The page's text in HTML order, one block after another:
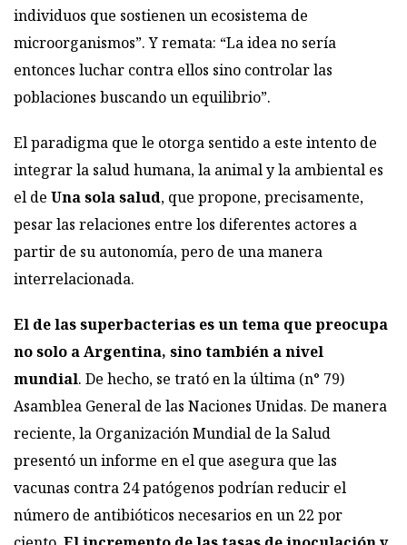
individuos que sostienen un ecosistema de
microorganismos”. Y remata: “La idea no sería
entonces luchar contra ellos sino controlar las
poblaciones buscando un equilibrio”.
El paradigma que le otorga sentido a este intento de
integrar la salud humana, la animal y la ambiental es
el de Una sola salud, que propone, precisamente,
pesar las relaciones entre los diferentes actores a
partir de su autonomía, pero de una manera
interrelacionada.
El de las superbacterias es un tema que preocupa
no solo a Argentina, sino también a nivel
mundial. De hecho, se trató en la última (n° 79)
Asamblea General de las Naciones Unidas. De manera
reciente, la Organización Mundial de la Salud
presentóun informe en el que asegura que las
vacunas contra 24 patógenos podrían reducir el
número de antibióticos necesarios en un 22 por